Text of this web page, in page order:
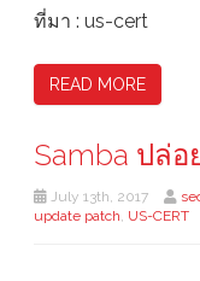
ที่มา : us-cert
READ MORE
Samba ปล่อ
July 13th, 2017
update patch, US-CERT